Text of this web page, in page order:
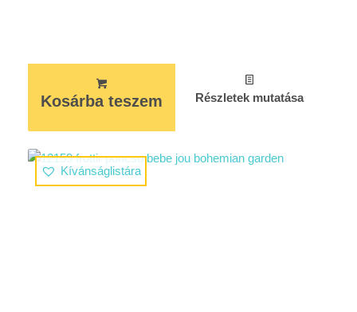
Kosárba teszem Részletek mutatása
Kívánságlistára